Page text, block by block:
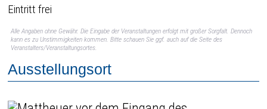
Eintritt frei
Alle Angaben ohne Gewähr. Die Eingabe der Veranstaltungen erfolgt mit großer Sorgfalt. Dennoch
kann es zu Unstimmigkeiten kommen. Bitte schauen Sie ggf. auch auf die Seite des
Veranstalters/Veranstaltungsortes.
Ausstellungsort